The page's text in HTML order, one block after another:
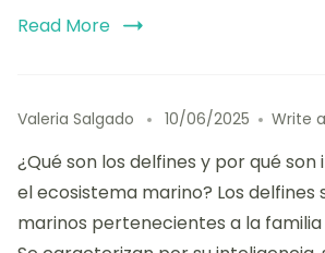
Read More
Valeria Salgado 10/06/2025 Write
¿Qué son los delfines y por qué
el ecosistema marino? Los
marinos pertenecientes a la